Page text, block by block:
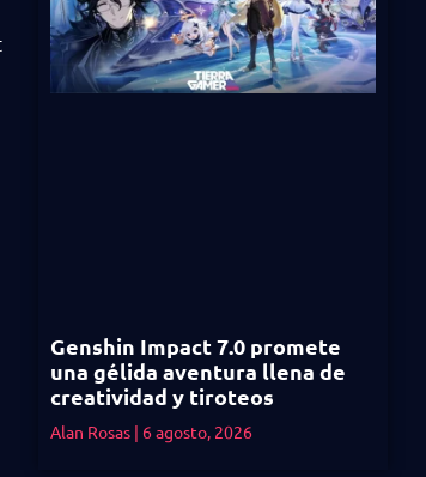
Genshin Impact 7.0 promete
una gélida aventura llena de
creatividad y tiroteos
Alan Rosas 6 agosto, 2026